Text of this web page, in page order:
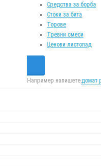
Средства за борба
Стоки за бита
Торове
Тревни смеси
Ценови листопад
Например напишете,домат